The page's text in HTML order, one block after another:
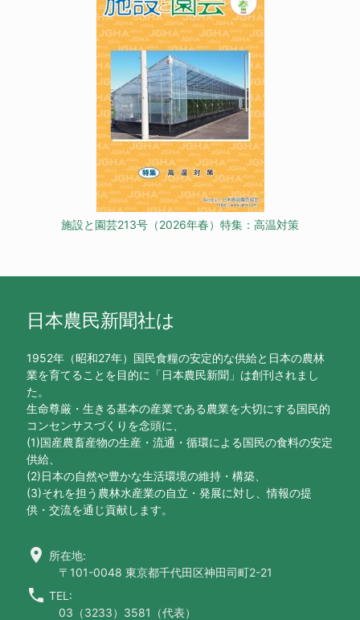
施設と園芸213号（2026年春）特集：高温対策
日本農民新聞社は
1952年（昭和27年）国民食糧の安定的な供給と日本の農林
業を育てることを目的に「日本農民新聞」は創刊されまし
た。
生命尊厳・生きる基本の産業である農業を大切にする国民的
コンセンサスづくりを念頭に、
(1)国産農畜産物の生産・流通・循環による国民の食料の安定
供給、
(2)日本の自然や豊かな生活環境の維持・構築、
(3)それを担う農林水産業の自立・発展に対し、情報の提
供・交流を通じ貢献します。
location_on 所在地:
〒101-0048 東京都千代田区神田司町2-21
call TEL:
03（3233）3581（代表）